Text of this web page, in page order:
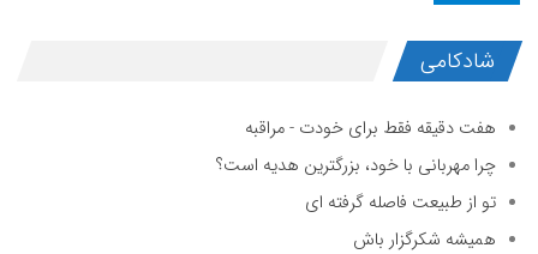
شادکامی
هفت دقیقه فقط برای خودت - مراقبه
چرا مهربانی با خود، بزرگترین هدیه است؟
تو از طبیعت فاصله گرفته ای
همیشه شکرگزار باش